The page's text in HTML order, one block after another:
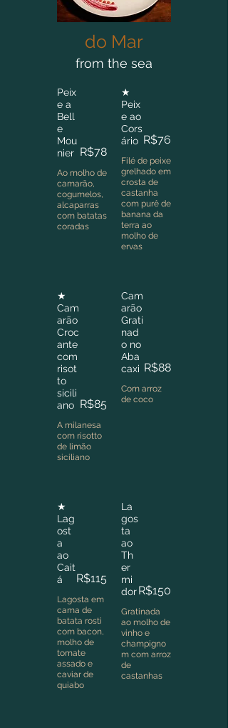
do Mar
from the sea
Peix
e a
Bell
e
Mou
nier
Ao molho de
camarão,
cogumelos,
alcaparras
com batatas
coradas
R$78
★
Peix
e ao
Cors
ário
Filé de peixe
grelhado em
crosta de
castanha
com purê de
banana da
terra ao
molho de
ervas
R$76
★
Cam
arão
Croc
ante
com
risot
to
sicili
ano
A milanesa
com risotto
de limão
siciliano
R$85
Cam
arão
Grati
nad
o no
Aba
caxi
Com arroz
de coco
R$88
★
Lag
ost
a
ao
Cait
á
Lagosta em
cama de
batata rosti
com bacon,
molho de
tomate
assado e
caviar de
quiabo
R$115
La
gos
ta
ao
Th
er
mi
dor
Gratinada
ao molho de
vinho e
champigno
m com arroz
de
castanhas
R$150